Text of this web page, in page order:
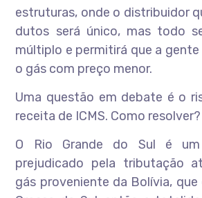
estruturas, onde o distribuidor
dutos será único, mas todo
múltiplo e permitirá que a
o gás com preço menor.
Uma questão em debate é o
receita de ICMS. Como resolver?
O Rio Grande do Sul é
prejudicado pela tributação
gás proveniente da Bolívia,